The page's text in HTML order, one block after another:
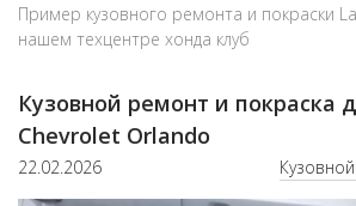
Пример кузовного ремонта и покраски
нашем техцентре хонда клуб
Кузовной ремонт и покраска
Chevrolet Orlando
22.02.2026